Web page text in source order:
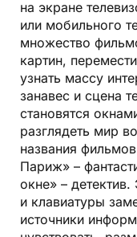
на экране
или мобильного
множество
картин,
узнать массу
занавес и сцена
становятся
разглядеть мир
названия
Париж» –
окне» –
и клавиатуры
источники